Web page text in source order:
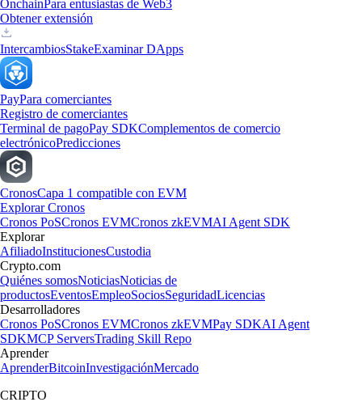
OnchainPara entusiastas de Web3
Obtener extensión
IntercambiosStakeExaminar DApps
PayPara comerciantes
Registro de comerciantes
Terminal de pagoPay SDKComplementos de comercio
electrónicoPredicciones
CronosCapa 1 compatible con EVM
Explorar Cronos
Cronos PoSCronos EVMCronos zkEVMAI Agent SDK
Explorar
AfiliadoInstitucionesCustodia
Crypto.com
Quiénes somosNoticiasNoticias de
productosEventosEmpleoSociosSeguridadLicencias
Desarrolladores
Cronos PoSCronos EVMCronos zkEVMPay SDKAI Agent
SDKMCP ServersTrading Skill Repo
Aprender
AprenderBitcoinInvestigaciónMercado
CRIPTO